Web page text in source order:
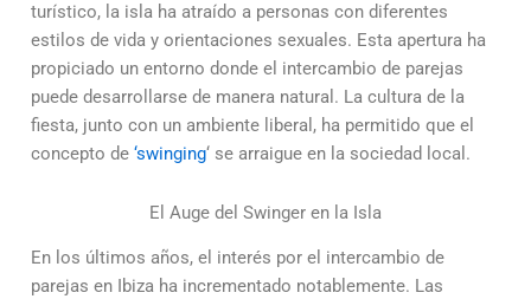
turístico, la isla ha atraído a personas con diferentes
estilos de vida y orientaciones sexuales. Esta apertura ha
propiciado un entorno donde el intercambio de parejas
puede desarrollarse de manera natural. La cultura de la
fiesta, junto con un ambiente liberal, ha permitido que el
concepto de ‘swinging‘ se arraigue en la sociedad local.
El Auge del Swinger en la Isla
En los últimos años, el interés por el intercambio de
parejas en Ibiza ha incrementado notablemente. Las